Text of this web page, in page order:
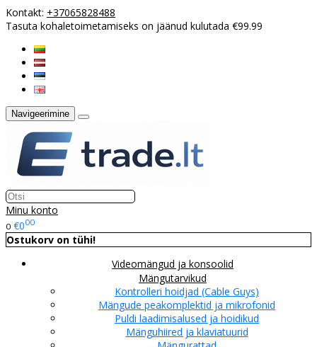
Kontakt: +37065828488
Tasuta kohaletoimetamiseks on jäänud kulutada €99.99
Navigeerimine
Minu konto
0 €000
Ostukorv on tühi!
Videomängud ja konsoolid
Mängutarvikud
Kontrolleri hoidjad (Cable Guys)
Mängude peakomplektid ja mikrofonid
Puldi laadimisalused ja hoidikud
Mänguhiired ja klaviatuurid